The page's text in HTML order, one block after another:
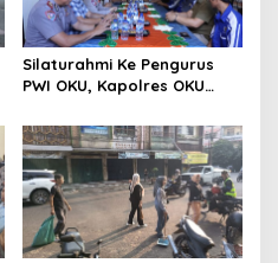
Silaturahmi Ke Pengurus
PWI OKU, Kapolres OKU
Media dan Polri